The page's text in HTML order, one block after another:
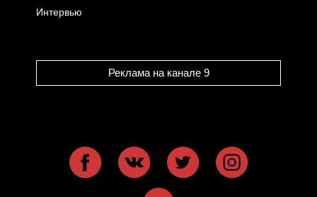
Интервью
Реклама на канале 9